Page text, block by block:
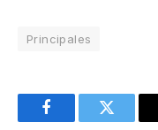
Principales
FacebookTwitter